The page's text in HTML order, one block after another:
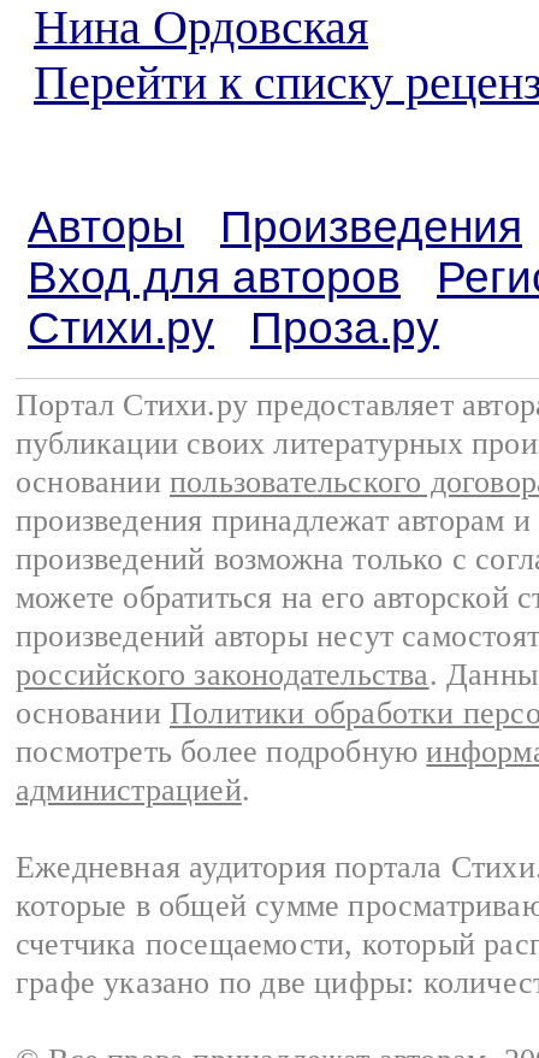
Нина Ордовская
Перейти к списку
Авторы
Произведения
Вход для авторов
Стихи.ру
Проза.ру
Портал Стихи.ру предоставляет
публикации своих литературных
основании пользовательского
произведения принадлежат авторам
произведений возможна только с
можете обратиться на его авторской
произведений авторы несут
российского законодательства.
основании Политики обработки
посмотреть более подробную
администрацией.
Ежедневная аудитория портала
которые в общей сумме
счетчика посещаемости, который
графе указано по две цифры: